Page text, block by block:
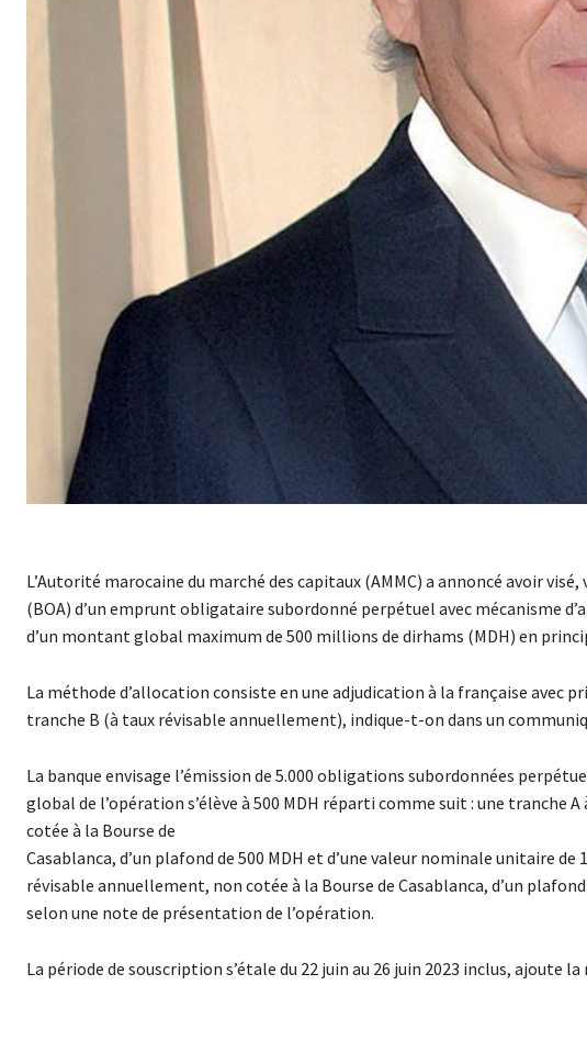
L’Autorité marocaine du marché des capitaux (AMMC) a annoncé avoir
(BOA) d’un emprunt obligataire subordonné perpétuel avec mécanisme
d’un montant global maximum de 500 millions de dirhams (MDH) en
La méthode d’allocation consiste en une adjudication à la française avec
tranche B (à taux révisable annuellement), indique-t-on dans un
La banque envisage l’émission de 5.000 obligations subordonnées
global de l’opération s’élève à 500 MDH réparti comme suit : une tranche
cotée à la Bourse de
Casablanca, d’un plafond de 500 MDH et d’une valeur nominale unitaire
révisable annuellement, non cotée à la Bourse de Casablanca, d’un
selon une note de présentation de l’opération.
La période de souscription s’étale du 22 juin au 26 juin 2023 inclus, ajoute la